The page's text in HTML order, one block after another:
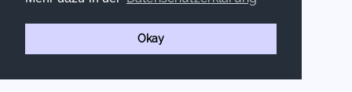
Okay